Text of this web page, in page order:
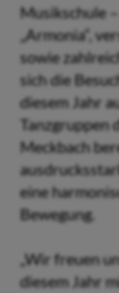
Musikschule
„Armonia“,
sowie
sich die
diesem Jahr
Tanzgruppen
Meckbach
eine
Bewegung.
„Wir freuen
diesem Jahr